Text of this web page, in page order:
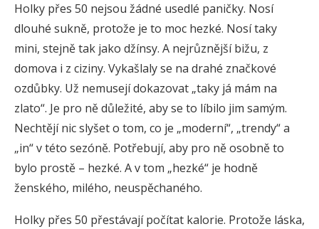
Holky přes 50 nejsou žádné usedlé paničky. Nosí
dlouhé sukně, protože je to moc hezké. Nosí taky
mini, stejně tak jako džínsy. A nejrůznější bižu, z
domova i z ciziny. Vykašlaly se na drahé značkové
ozdůbky. Už nemusejí dokazovat „taky já mám na
zlato“. Je pro ně důležité, aby se to líbilo jim samým.
Nechtějí nic slyšet o tom, co je „moderní“, „trendy“ a
„in“ v této sezóně. Potřebují, aby pro ně osobně to
bylo prostě – hezké. A v tom „hezké“ je hodně
ženského, milého, neuspěchaného.
Holky přes 50 přestávají počítat kalorie. Protože láska,